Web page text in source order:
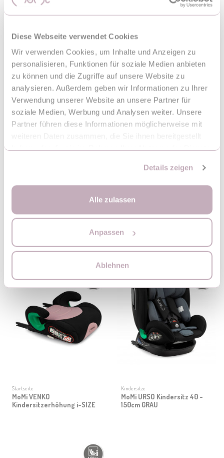
Diese Webseite verwendet Cookies
Wir verwenden Cookies, um Inhalte und Anzeigen zu
personalisieren, Funktionen für soziale Medien anbieten
zu können und die Zugriffe auf unsere Website zu
analysieren. Außerdem geben wir Informationen zu Ihrer
Verwendung unserer Website an unsere Partner für
soziale Medien, Werbung und Analysen weiter. Unsere
Partner führen diese Informationen möglicherweise mit
Details zeigen
Alle zulassen
Anpassen
Ablehnen
Startseite
Autositz MoMi MEI von 100
bis 150 cm SCHWARZ
Kindersitze
MoMi URSO Kindersitz 40 -
150cm ROSA
Startseite
MoMi VENKO
Kindersitzerhöhung i-SIZE
Kindersitze
150cm GRÜN
Startseite
MoMi VENKO
Kindersitzerhöhung i-SIZE
Kindersitze
MoMi URSO Kindersitz 40 -
150cm GRAU